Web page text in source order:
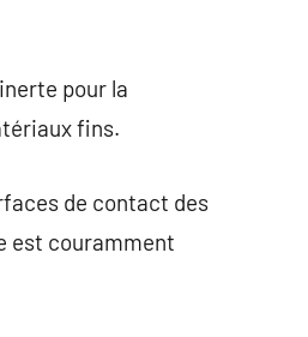
pour la
fins.
de contact des
est couramment